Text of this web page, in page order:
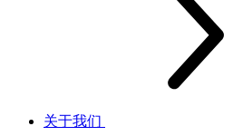
关于我们